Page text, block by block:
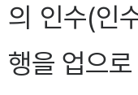
의 인수(인
행을 업으